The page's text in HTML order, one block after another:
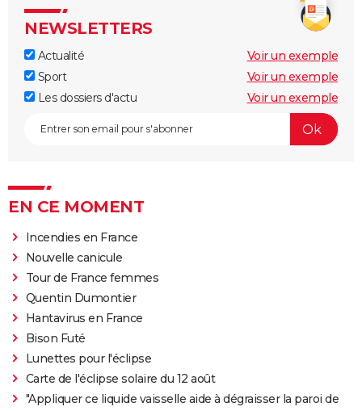
NEWSLETTERS
Actualité
Voir un exemple
Sport
Voir un exemple
Les dossiers d'actu
Voir un exemple
EN CE MOMENT
Incendies en France
Nouvelle canicule
Tour de France femmes
Quentin Dumontier
Hantavirus en France
Bison Futé
Lunettes pour l'éclipse
Carte de l'éclipse solaire du 12 août
"Appliquer ce liquide vaisselle aide à dégraisser la paroi de